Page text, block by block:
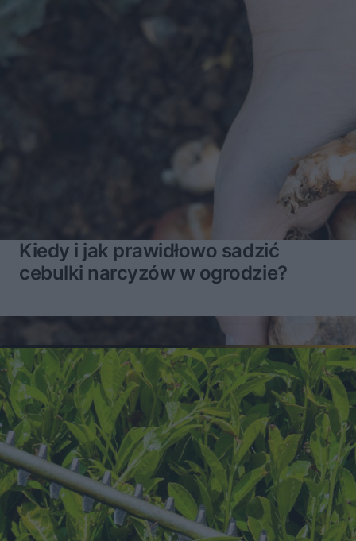
Kiedy i jak prawidłowo sadzić
cebulki narcyzów w ogrodzie?